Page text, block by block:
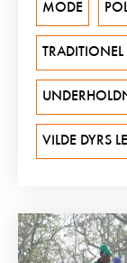
MODE
VILDE DYRS